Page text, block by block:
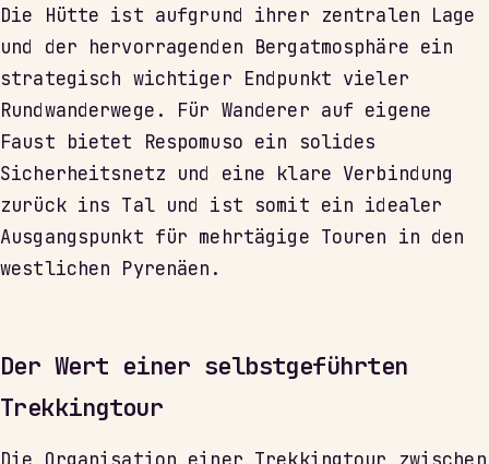
Die Hütte ist aufgrund ihrer zentralen Lage
und der hervorragenden Bergatmosphäre ein
strategisch wichtiger Endpunkt vieler
Rundwanderwege. Für Wanderer auf eigene
Faust bietet Respomuso ein solides
Sicherheitsnetz und eine klare Verbindung
zurück ins Tal und ist somit ein idealer
Ausgangspunkt für mehrtägige Touren in den
westlichen Pyrenäen.
Der Wert einer selbstgeführten
Trekkingtour